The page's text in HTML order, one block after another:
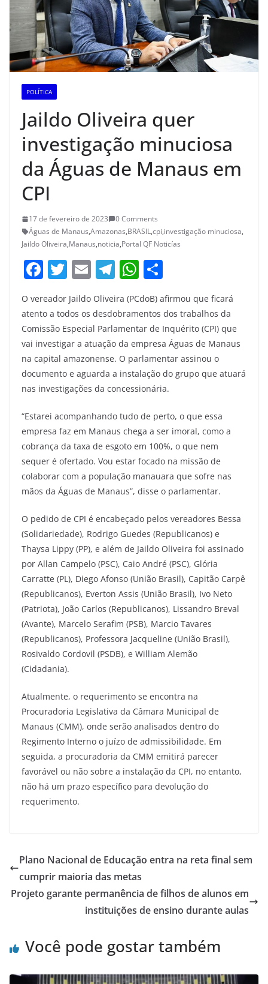
POLÍTICA
Jaildo Oliveira quer
investigação minuciosa
da Águas de Manaus em
CPI
17 de fevereiro de 2023
0 Comments
Águas de Manaus,Amazonas,BRASIL,cpi,investigação minuciosa,
Jaildo Oliveira,Manaus,noticia,Portal QF Noticías
F
c
e
b
o
o
T
w
itt
er
E
m
ai
l
T
e
gr
a
m
W
h
at
s
A
p
p
h
ar
e
O vereador Jaildo Oliveira (PCdoB) afirmou que ficará
atento a todos os desdobramentos dos trabalhos da
Comissão Especial Parlamentar de Inquérito (CPI) que
vai investigar a atuação da empresa Águas de Manaus
na capital amazonense. O parlamentar assinou o
documento e aguarda a instalação do grupo que atuará
nas investigações da concessionária.
“Estarei acompanhando tudo de perto, o que essa
empresa faz em Manaus chega a ser imoral, como a
cobrança da taxa de esgoto em 100%, o que nem
sequer é ofertado. Vou estar focado na missão de
colaborar com a população manauara que sofre nas
mãos da Águas de Manaus”, disse o parlamentar.
O pedido de CPI é encabeçado pelos vereadores Bessa
(Solidariedade), Rodrigo Guedes (Republicanos) e
Thaysa Lippy (PP), e além de Jaildo Oliveira foi assinado
por Allan Campelo (PSC), Caio André (PSC), Glória
Carratte (PL), Diego Afonso (União Brasil), Capitão Carpê
(Republicanos), Everton Assis (União Brasil), Ivo Neto
(Patriota), João Carlos (Republicanos), Lissandro Breval
(Avante), Marcelo Serafim (PSB), Marcio Tavares
(Republicanos), Professora Jacqueline (União Brasil),
Rosivaldo Cordovil (PSDB), e William Alemão
(Cidadania).
Atualmente, o requerimento se encontra na
Procuradoria Legislativa da Câmara Municipal de
Manaus (CMM), onde serão analisados dentro do
Regimento Interno o juízo de admissibilidade. Em
seguida, a procuradoria da CMM emitirá parecer
favorável ou não sobre a instalação da CPI, no entanto,
não há um prazo específico para devolução do
requerimento.
Plano Nacional de Educação entra na reta final sem
cumprir maioria das metas
Projeto garante permanência de filhos de alunos em
instituições de ensino durante aulas
Você pode gostar também